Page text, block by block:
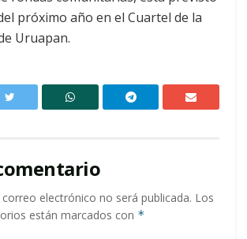
próximo año en el Cuartel de la
Uruapan.
electrónico no será publicada. Los
están marcados con *